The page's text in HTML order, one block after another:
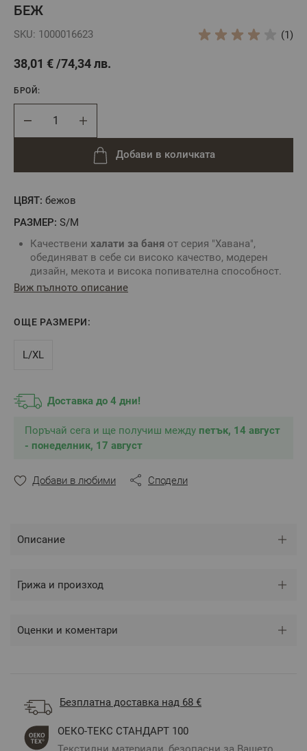
БЕЖ
SKU: 1000016623 (1)
38,01 € 74,34 лв.
ЦВЯТ: бежов
РАЗМЕР: S/M
Качествени халати за баня от серия "Хавана",
обединяват в себе си високо качество, модерен
дизайн, мекота и висока попивателна способност.
Моделът е изработен с шал-яка и два джоба. По
придава елегантен и класически вид. Комбинирайте
направете комплект за Вашата баня.
Джоб:
Качулка:Не
Цвят:Беж
Размер:S/M
** Снимките са илюстративни и е възможно
Виж пълното описание
ОЩЕ РАЗМЕРИ:
L/XL
Доставка до 4 дни!
Поръчай сега и ще получиш между петък, 14 август
- понеделник, 17 август
БРОЙ:
Добави в количката
Добави в любими Сподели
Описание
Грижа и произход
Оценки и коментари
Безплатна доставка над 68 €
ОЕКО-ТЕКС СТАНДАРТ 100